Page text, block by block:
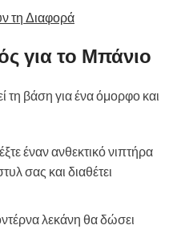
τη Διαφορά
για το Μπάνιο
βάση για ένα όμορφο και
έναν ανθεκτικό νιπτήρα
σας και διαθέτει
λεκάνη θα δώσει